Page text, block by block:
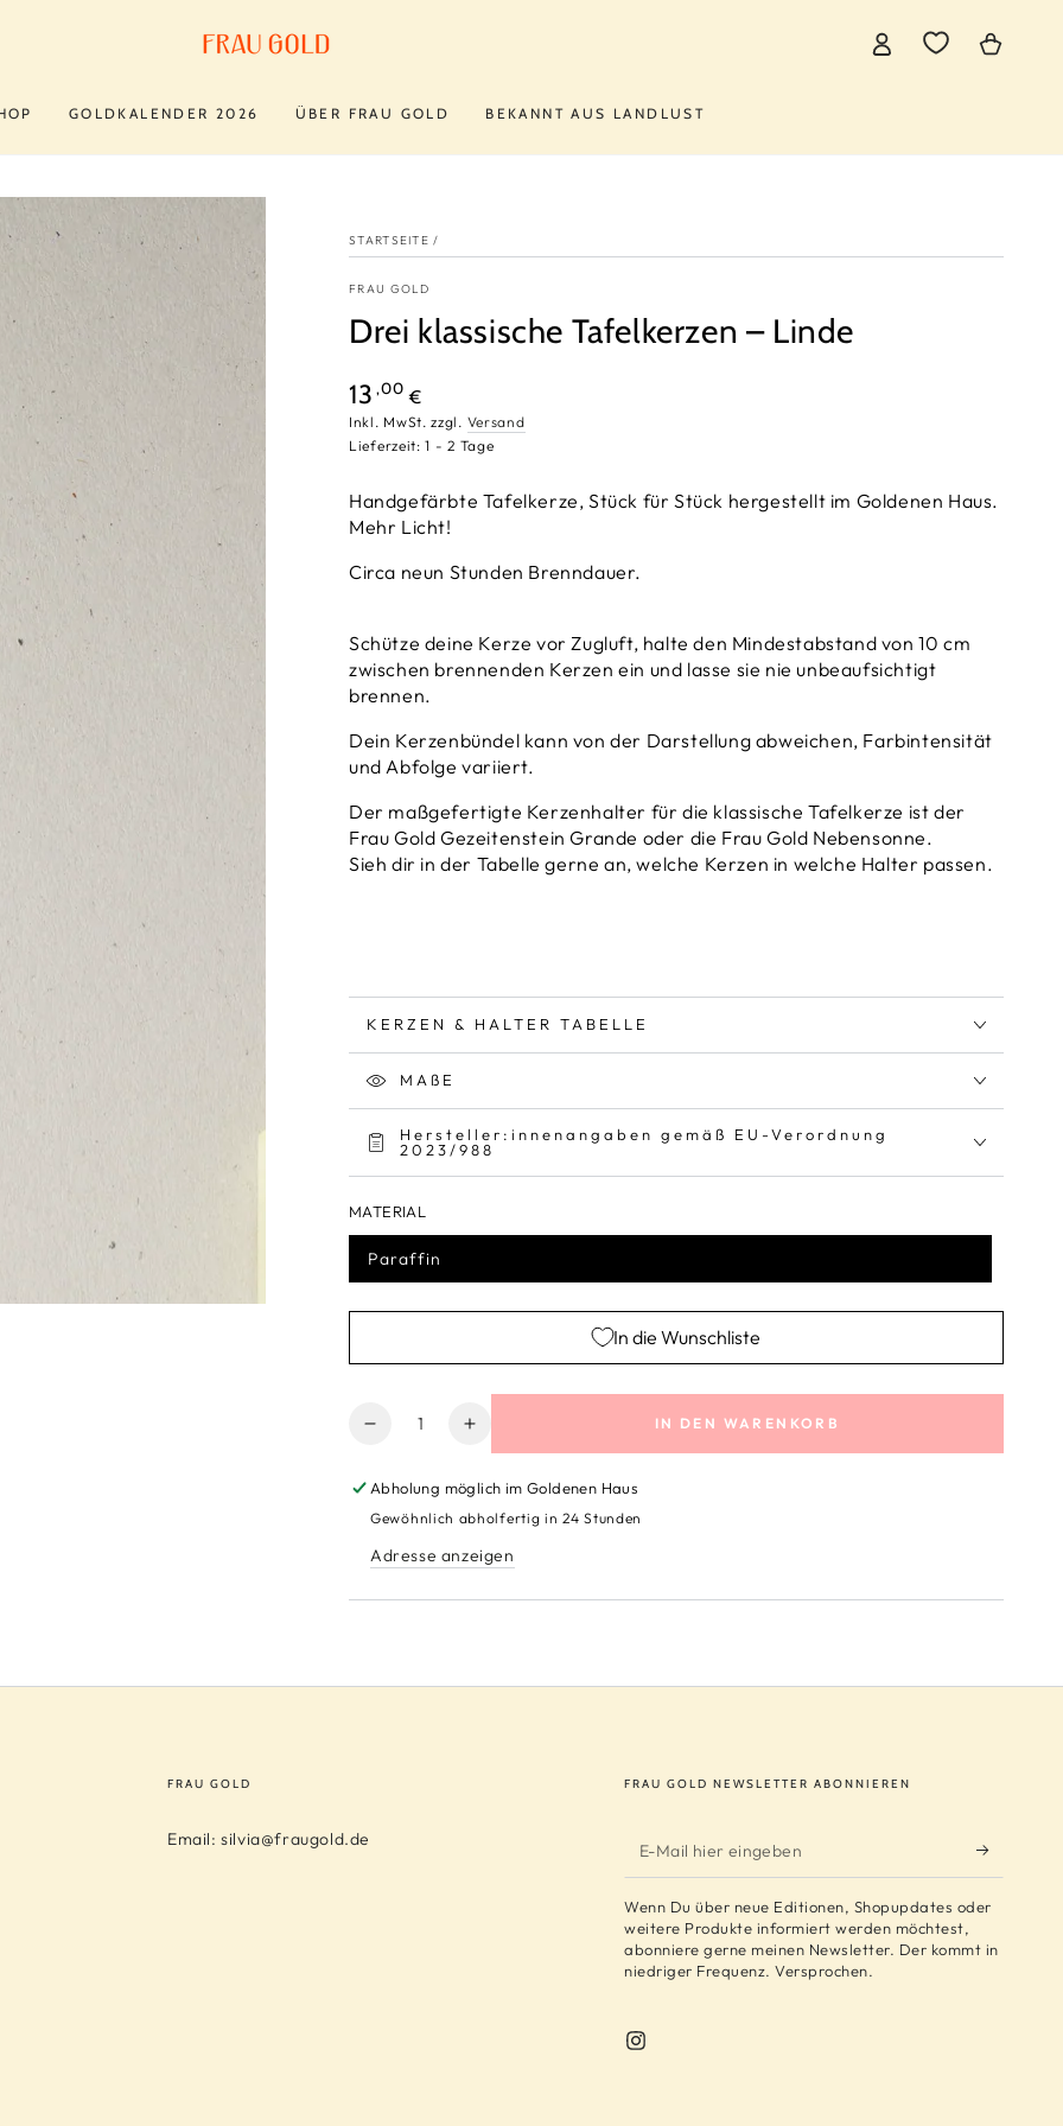
GOLDKALENDER 2026 ÜBER FRAU GOLD BEKANNT AUS LANDLUST
Einloggen Warenkorb
STARTSEITE /
FRAU GOLD
Drei klassische Tafelkerzen – Linde
Regulärer
Preis
13 ,00 €
Inkl. MwSt. zzgl. Versand
Lieferzeit: 1 - 2 Tage
Handgefärbte Tafelkerze, Stück für Stück hergestellt im Goldenen Haus.
Mehr Licht!
Circa neun Stunden Brenndauer.
Schütze deine Kerze vor Zugluft, halte den Mindestabstand von 10 cm
zwischen brennenden Kerzen ein und lasse sie nie unbeaufsichtigt
brennen.
Dein Kerzenbündel kann von der Darstellung abweichen, Farbintensität
und Abfolge variiert.
Der maßgefertigte Kerzenhalter für die klassische Tafelkerze ist der
Frau Gold Gezeitenstein Grande oder die Frau Gold Nebensonne.
Sieh dir in der Tabelle gerne an, welche Kerzen in welche Halter passen.
KERZEN & HALTER TABELLE
MAßE
Hersteller:innenangaben gemäß EU-Verordnung
2023/988
MATERIAL
Paraffin
In die Wunschliste
Anzahl
Verringere
Menge
für
klassische
–
Erhöhe
die
Menge
für
klassische
–
IN DEN WARENKORB
Abholung möglich im Goldenen Haus
Gewöhnlich abholfertig in 24 Stunden
Adresse anzeigen
FRAU GOLD
Email: silvia@fraugold.de
FRAU GOLD NEWSLETTER ABONNIEREN
E-
Mail
hier
eingeben
Wenn Du über neue Editionen, Shopupdates oder
weitere Produkte informiert werden möchtest,
abonniere gerne meinen Newsletter. Der kommt in
niedriger Frequenz. Versprochen.
Instagram